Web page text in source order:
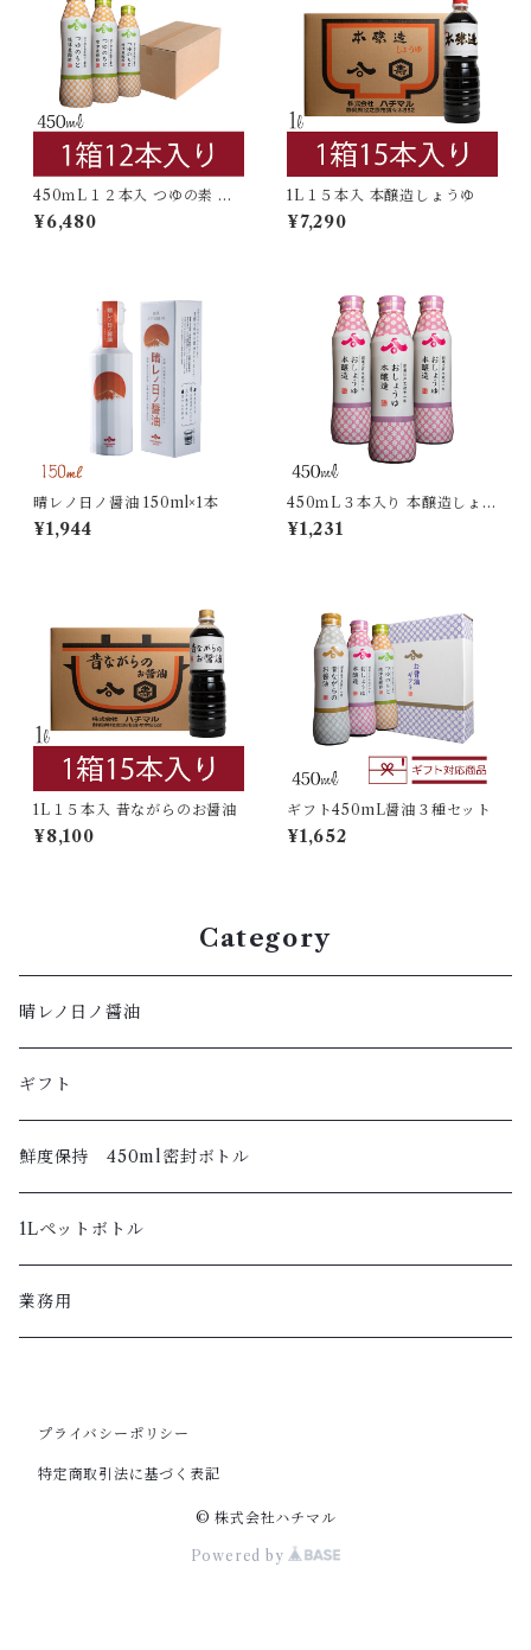
450ｍL１２本入 つゆの素 密
封ボトル
¥6,480
1L１５本入 本醸造しょうゆ
¥7,290
晴レノ日ノ醤油 150ml×1本
¥1,944
450ｍL３本入り 本醸造しょう
ゆ 密封ボトル
¥1,231
1L１５本入 昔ながらのお醤油
¥8,100
ギフト450mL醤油３種セット
¥1,652
Category
晴レノ日ノ醤油
ギフト
鮮度保持 450ml密封ボトル
1Lペットボトル
業務用
プライバシーポリシー
特定商取引法に基づく表記
© 株式会社ハチマル
Powered by